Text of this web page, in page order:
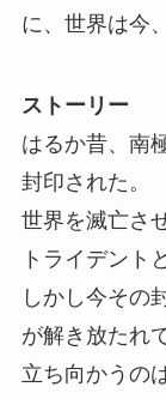
に、世界は今
ストーリー
はるか昔、南
封印された。
世界を滅亡さ
トライデント
しかし今その
が解き放たれ
立ち向かうの